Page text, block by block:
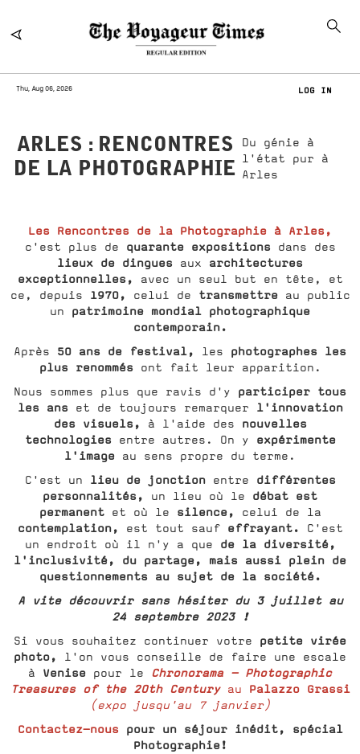
Thu, Aug 06, 2026 LOG IN
ARLES : RENCONTRES
DE LA PHOTOGRAPHIE
Du génie à
l'état pur à
Arles
Les Rencontres de la Photographie à Arles,
c'est plus de quarante expositions dans des
lieux de dingues aux architectures
exceptionnelles, avec un seul but en tête, et
ce, depuis 1970, celui de transmettreau public
un
patrimoine mondial photographique
contemporain.
Après 50 ans de festival, les
photographes les
plus renommésont fait leur apparition.
Nous sommes plus que ravis d'y participer tous
les anset de toujours remarquer l'innovation
des visuels, à l'aide des nouvelles
technologiesentre autres. On y expérimente
l'image au sens propre du terme.
C'est un lieu de jonctionentre différentes
personnalités,
un lieu où le débat est
permanentet où le silence, celui de la
contemplation, est tout sauf effrayant.
C'est
un endroit où il n'y a que de la diversité,
l'inclusivité, du partage, mais aussi plein de
questionnements au sujet de la société.
A vite découvrir sans hésiter du 3 juillet au
24 septembre 2023 !
Si vous souhaitez continuer votre
petite virée
photo,
l'on vous conseille de faire une escale
à Venise pour le Chronorama - Photographic
Treasures of the 20th Century au Palazzo Grassi
(expo jusqu'au 7 janvier)
Contactez-nouspour un séjour inédit, spécial
Photographie!